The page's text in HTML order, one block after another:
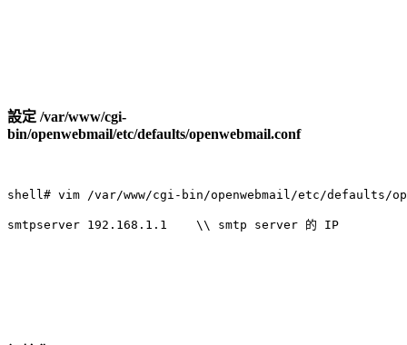
設定 /var/www/cgi-
bin/openwebmail/etc/defaults/openwebmail.conf
shell# vim /var/www/cgi-bin/openwebmail/etc/defaults/
smtpserver 192.168.1.1    \\ smtp server 的 IP